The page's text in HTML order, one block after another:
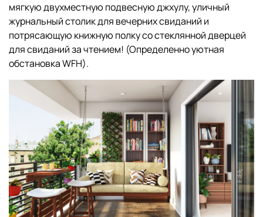
мягкую двухместную подвесную джхулу, уличный
журнальный столик для вечерних свиданий и
потрясающую книжную полку со стеклянной дверцей
для свиданий за чтением! (Определенно уютная
обстановка WFH).